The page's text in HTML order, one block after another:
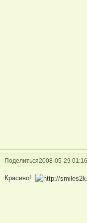
Поделиться2008-05-29
Красиво!